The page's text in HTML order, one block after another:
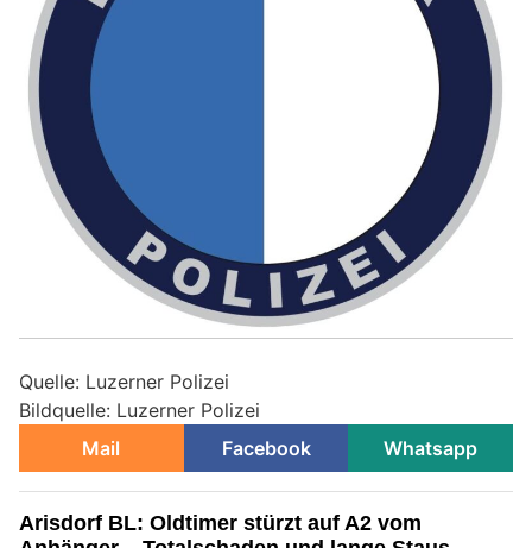
Quelle: Luzerner Polizei
Bildquelle: Luzerner Polizei
Mail
Facebook Whatsapp
Arisdorf BL: Oldtimer stürzt auf A2 vom